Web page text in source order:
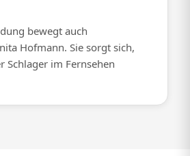
bewegt auch
Hofmann. Sie sorgt sich,
Schlager im Fernsehen